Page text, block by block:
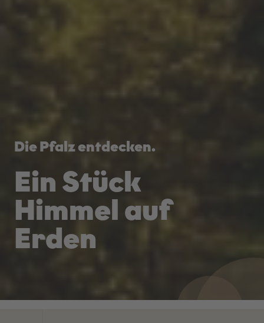
Die Pfalz entdecken.
Ein Stück
Himmel auf
Erden